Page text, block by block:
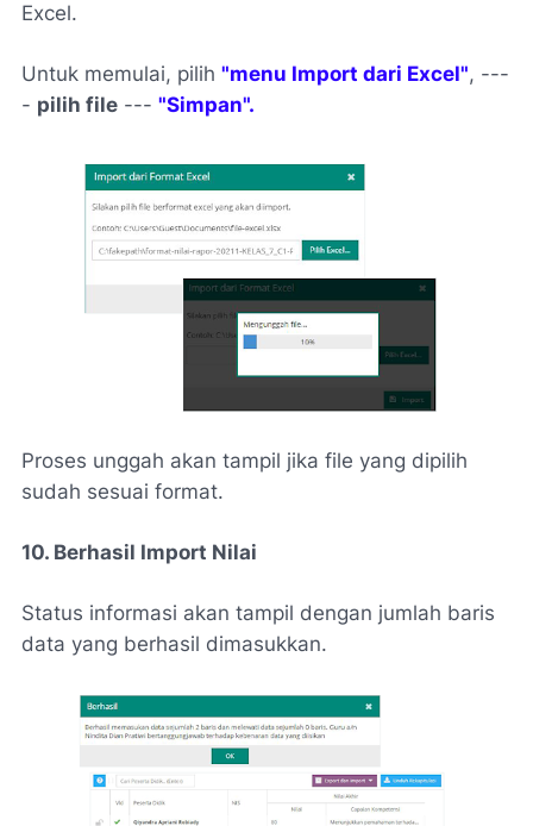
Excel.
Untuk memulai, pilih "menu Import dari Excel", ---
- pilih file --- "Simpan".
Proses unggah akan tampil jika file yang dipilih
sudah sesuai format.
10. Berhasil Import Nilai
Status informasi akan tampil dengan jumlah baris
data yang berhasil dimasukkan.